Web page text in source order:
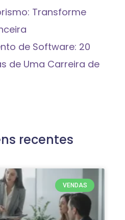
Transforme
de Software: 20
de Uma Carreira de
recentes
VENDAS